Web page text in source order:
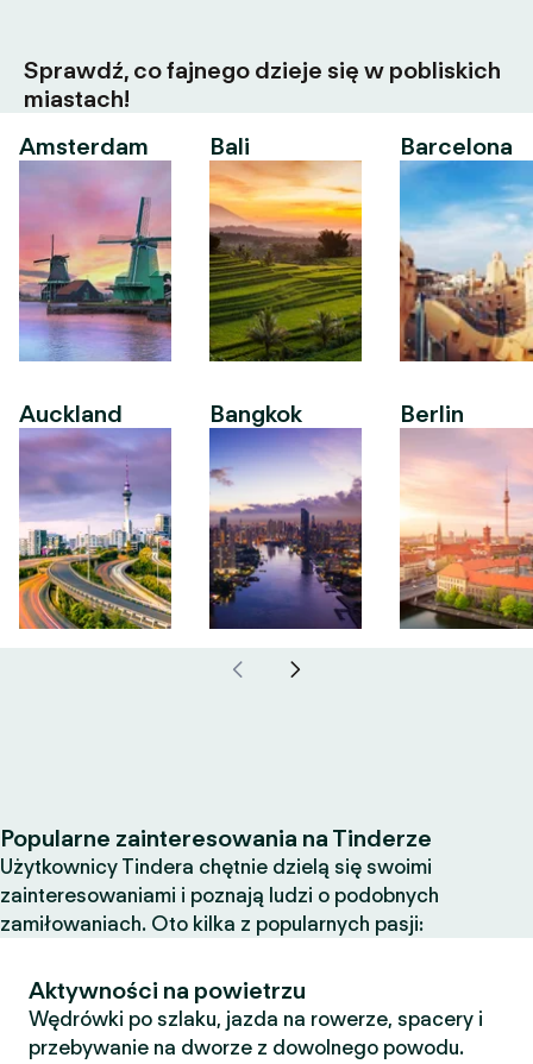
Sprawdź, co fajnego dzieje się w pobliskich
miastach!
Amsterdam
Auckland
Bali
Bangkok
Barcelona
Berlin
Popularne zainteresowania na Tinderze
Użytkownicy Tindera chętnie dzielą się swoimi
zainteresowaniami i poznają ludzi o podobnych
zamiłowaniach. Oto kilka z popularnych pasji:
Aktywności na powietrzu
Wędrówki po szlaku, jazda na rowerze, spacery i
przebywanie na dworze z dowolnego powodu.